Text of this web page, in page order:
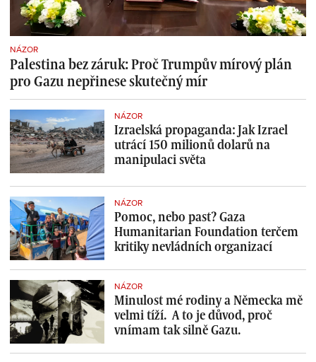
NÁZOR
Palestina bez záruk: Proč Trumpův mírový plán
pro Gazu nepřinese skutečný mír
NÁZOR
Izraelská propaganda: Jak Izrael
utrácí 150 milionů dolarů na
manipulaci světa
NÁZOR
Pomoc, nebo past? Gaza
Humanitarian Foundation terčem
kritiky nevládních organizací
NÁZOR
Minulost mé rodiny a Německa mě
velmi tíží. A to je důvod, proč
vnímam tak silně Gazu.